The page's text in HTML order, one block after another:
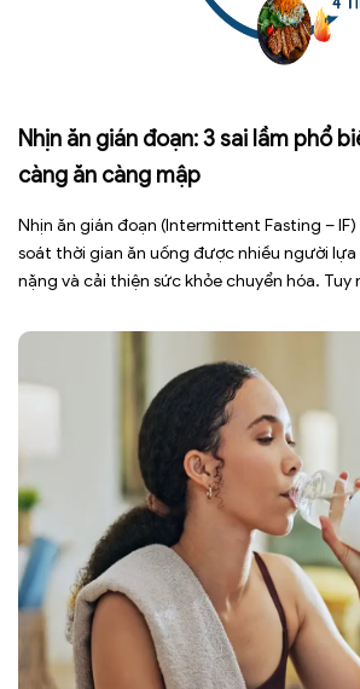
Nhịn ăn gián đoạn: 3 sai lầm phổ
càng ăn càng mập
Nhịn ăn gián đoạn (Intermittent Fasting –
soát thời gian ăn uống được nhiều người
nặng và cải thiện sức khỏe chuyển hóa. Tuy
sức, mất cơ […]